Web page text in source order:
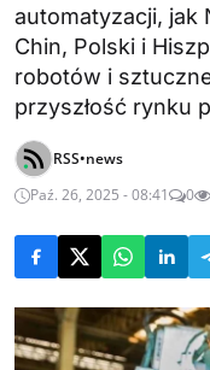
automatyzacji, jak
Chin, Polski i
robotów i
przyszłość rynku
RSS•news
Paź. 26, 2025 - 08:41
0